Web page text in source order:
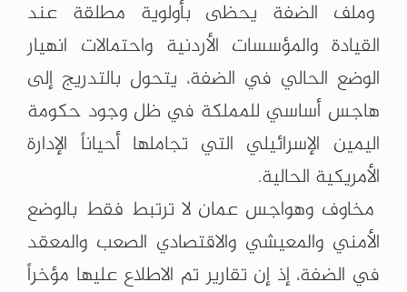
وملف الضفة يحظى بأولوية مطلقة عند
القيادة والمؤسسات الأردنية واحتمالات انهيار
الوضع الحالي في الضفة، يتحول بالتدريج إلى
هاجس أساسي للمملكة في ظل وجود حكومة
اليمين الإسرائيلي التي تجاملها أحياناً الإدارة
الأمريكية الحالية.
مخاوف وهواجس عمان لا ترتبط فقط بالوضع
الأمني والمعيشي والاقتصادي الصعب والمعقد
في الضفة، إذ إن تقارير تم الاطلاع عليها مؤخراً